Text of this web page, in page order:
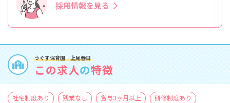
採用情報を見る
うぐす保育園 上尾春日
この求人の特徴
社宅制度あり 残業なし 賞与3ヶ月以上 研修制度あり